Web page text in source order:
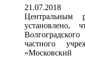
21.07.2018
Центральным
установлено,
частного